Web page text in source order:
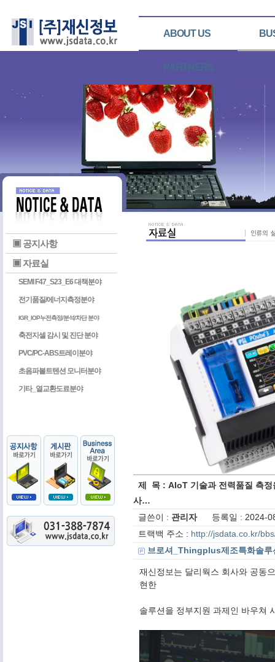
ABOUT US
PARTNERS
▣ 공지사항
▣ 자료실
SEMI F47_S23_E6 대책분야
전기품질/에너지측정분야
IGR_IOP누전측정/분석/차단 분야
축전지셀 감시 및 진단 분야
PVC/PC-ABS트레이분야
초음파볼트텐션 모니터분야
기타_열교환도료분야
제 목 : AIoT 기술과 전력품질 측정
사…
글쓴이 : 관리자등록일 : 2024-
트랙백 주소 : http://jsdata.co.kr/
브로셔_Thingplus제조특화솔
재신정보는 달리웍스 회사와 공동
현한
솔루션을 정부지원 과제인 바우쳐